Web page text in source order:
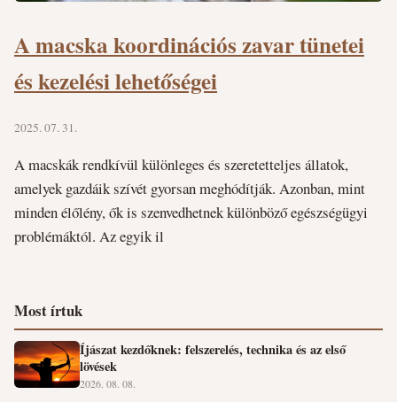
A macska koordinációs zavar tünetei
és kezelési lehetőségei
2025. 07. 31.
A macskák rendkívül különleges és szeretetteljes állatok,
amelyek gazdáik szívét gyorsan meghódítják. Azonban, mint
minden élőlény, ők is szenvedhetnek különböző egészségügyi
problémáktól. Az egyik il
Most írtuk
Íjászat kezdőknek: felszerelés, technika és az első
lövések
2026. 08. 08.